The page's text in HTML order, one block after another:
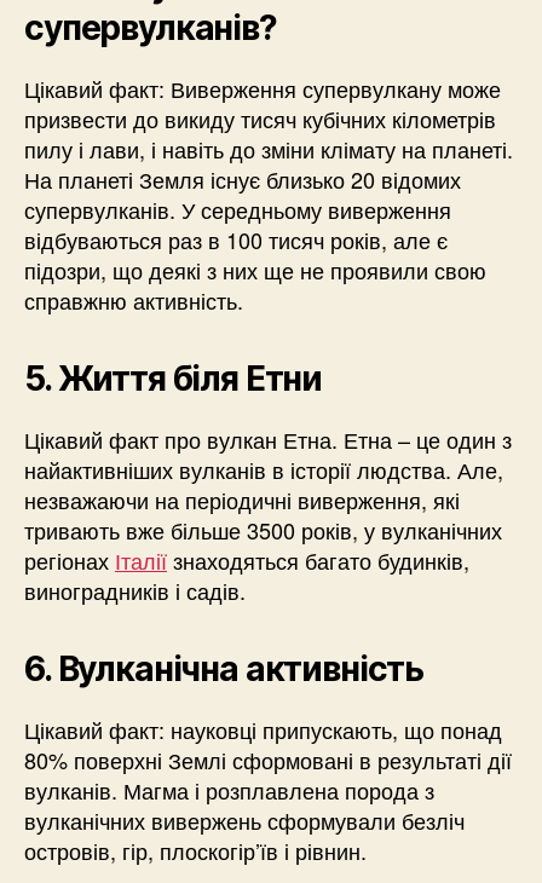
супервулканів?
Цікавий факт: Виверження супервулкану може
призвести до викиду тисяч кубічних кілометрів
пилу і лави, і навіть до зміни клімату на планеті.
На планеті Земля існує близько 20 відомих
супервулканів. У середньому виверження
відбуваються раз в 100 тисяч років, але є
підозри, що деякі з них ще не проявили свою
справжню активність.
5. Життя біля Етни
Цікавий факт про вулкан Етна. Етна – це один з
найактивніших вулканів в історії людства. Але,
незважаючи на періодичні виверження, які
тривають вже більше 3500 років, у вулканічних
регіонах Італіїзнаходяться багато будинків,
виноградників і садів.
6. Вулканічна активність
Цікавий факт: науковці припускають, що понад
80% поверхні Землі сформовані в результаті дії
вулканів. Магма і розплавлена порода з
вулканічних вивержень сформували безліч
островів, гір, плоскогір’їв і рівнин.